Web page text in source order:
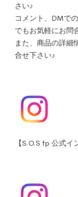
さい♪
コメント、DMで
でもお気軽にお問
また、商品の詳細
合せ下さい♪
【S.O.S fp 公式イ